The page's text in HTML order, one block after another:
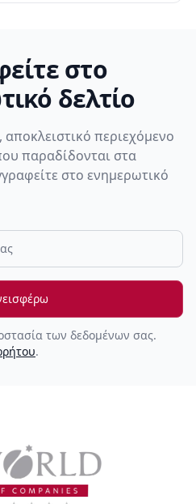
στο
δελτίο
αποκλειστικό περιεχόμενο
παραδίδονται στα
στο ενημερωτικό
των δεδομένων σας.
.